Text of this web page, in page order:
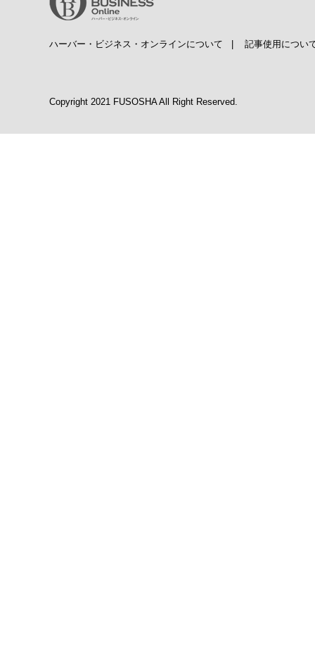
ハーバー・ビジネス・オンラインについて 記事使用につい
Copyright 2021 FUSOSHA All Right Reserved.